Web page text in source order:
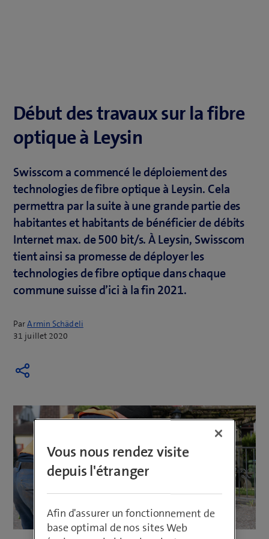
Début des travaux sur la fibre
optique à Leysin
Swisscom a commencé le déploiement des
technologies de fibre optique à Leysin. Cela
permettra par la suite à une grande partie des
habitantes et habitants de bénéficier de débits
Internet max. de 500 bit/s. À Leysin, Swisscom
tient ainsi sa promesse de déployer les
technologies de fibre optique dans chaque
commune suisse d’ici à la fin 2021.
ParArmin Schädeli
31 juillet 2020
Vous nous rendez visite
depuis l'étranger
Afin d'assurer un fonctionnement de
base optimal de nos sites Web